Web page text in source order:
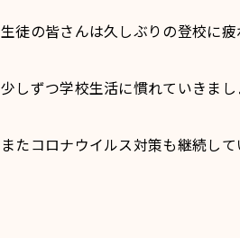
生徒の皆さんは久しぶりの登校に
少しずつ学校生活に慣れていきまし
またコロナウイルス対策も継続して